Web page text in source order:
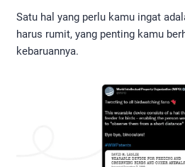
Satu hal yang perlu kamu ingat
harus rumit, yang penting kamu
kebaruannya.